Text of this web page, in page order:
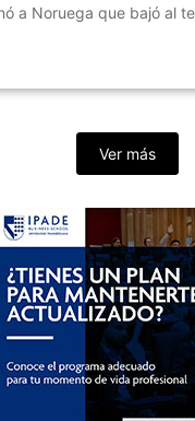
a Noruega que bajó al
Ver más